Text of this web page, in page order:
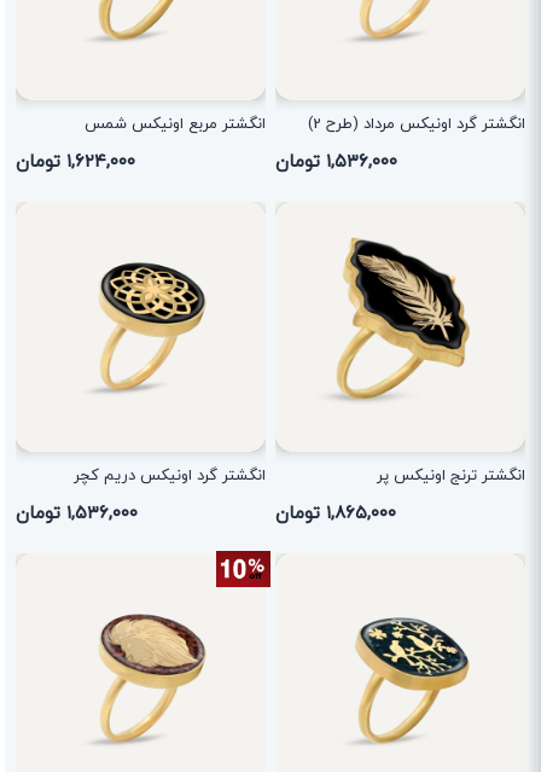
انگشتر گرد اونیکس مرداد (طرح 2)
۱,۵۳۶,۰۰۰ تومان
انگشتر مربع اونیکس شمس
۱,۶۲۴,۰۰۰ تومان
انگشتر ترنج اونیکس پر
۱,۸۶۵,۰۰۰ تومان
انگشتر گرد اونیکس دریم کچر
۱,۵۳۶,۰۰۰ تومان